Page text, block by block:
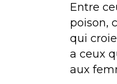
Entre
poison,
qui
a ceux
aux